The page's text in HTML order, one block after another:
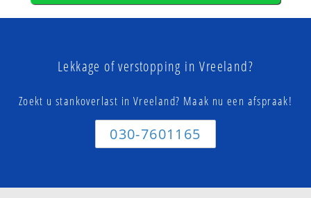
Lekkage of verstopping in Vreeland?
Zoekt u stankoverlast in Vreeland? Maak nu een afspraak!
030-7601165